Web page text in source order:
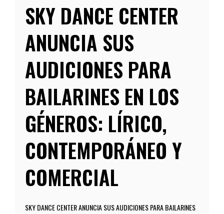
SKY DANCE CENTER
ANUNCIA SUS
AUDICIONES PARA
BAILARINES EN LOS
GÉNEROS: LÍRICO,
CONTEMPORÁNEO Y
COMERCIAL
SKY DANCE CENTER ANUNCIA SUS AUDICIONES PARA BAILARINES